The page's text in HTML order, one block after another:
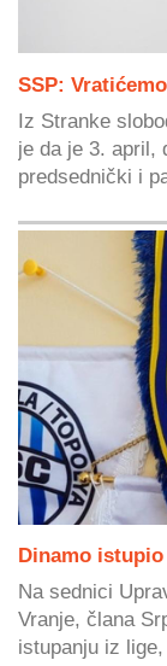
SSP:
Iz Stranke
je da je 3. april,
predsednički i
Dinamo
Na sednici
Vranje, člana
istupanju iz